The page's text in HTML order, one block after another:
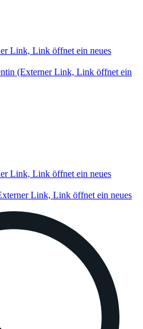
Link, Link öffnet ein neues
(Externer Link, Link öffnet ein
Link, Link öffnet ein neues
Link, Link öffnet ein neues